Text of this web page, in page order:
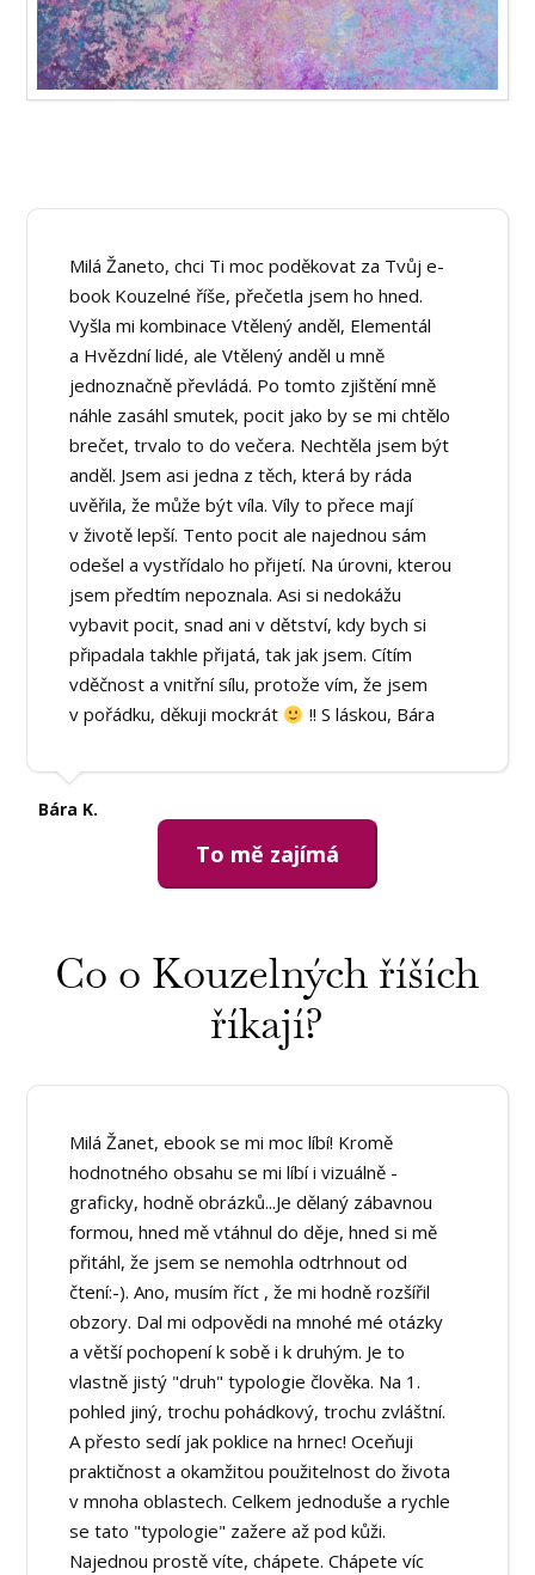
Milá Žaneto, chci Ti moc poděkovat za Tvůj e-
book Kouzelné říše, přečetla jsem ho hned.
Vyšla mi kombinace Vtělený anděl, Elementál
a Hvězdní lidé, ale Vtělený anděl u mně
jednoznačně převládá. Po tomto zjištění mně
náhle zasáhl smutek, pocit jako by se mi chtělo
brečet, trvalo to do večera. Nechtěla jsem být
anděl. Jsem asi jedna z těch, která by ráda
uvěřila, že může být víla. Víly to přece mají
v životě lepší. Tento pocit ale najednou sám
odešel a vystřídalo ho přijetí. Na úrovni, kterou
jsem předtím nepoznala. Asi si nedokážu
vybavit pocit, snad ani v dětství, kdy bych si
připadala takhle přijatá, tak jak jsem. Cítím
vděčnost a vnitřní sílu, protože vím, že jsem
v pořádku, děkuji mockrát
!! S láskou, Bára
Bára K.
To mě zajímá
Co o Kouzelných říších
říkají?
Milá Žanet, ebook se mi moc líbí! Kromě
hodnotného obsahu se mi líbí i vizuálně -
graficky, hodně obrázků...Je dělaný zábavnou
formou, hned mě vtáhnul do děje, hned si mě
přitáhl, že jsem se nemohla odtrhnout od
čtení:-). Ano, musím říct , že mi hodně rozšířil
obzory. Dal mi odpovědi na mnohé mé otázky
a větší pochopení k sobě i k druhým. Je to
vlastně jistý "druh" typologie člověka. Na 1.
pohled jiný, trochu pohádkový, trochu zvláštní.
A přesto sedí jak poklice na hrnec! Oceňuji
praktičnost a okamžitou použitelnost do života
v mnoha oblastech. Celkem jednoduše a rychle
se tato "typologie" zažere až pod kůži.
Najednou prostě víte, chápete. Chápete víc